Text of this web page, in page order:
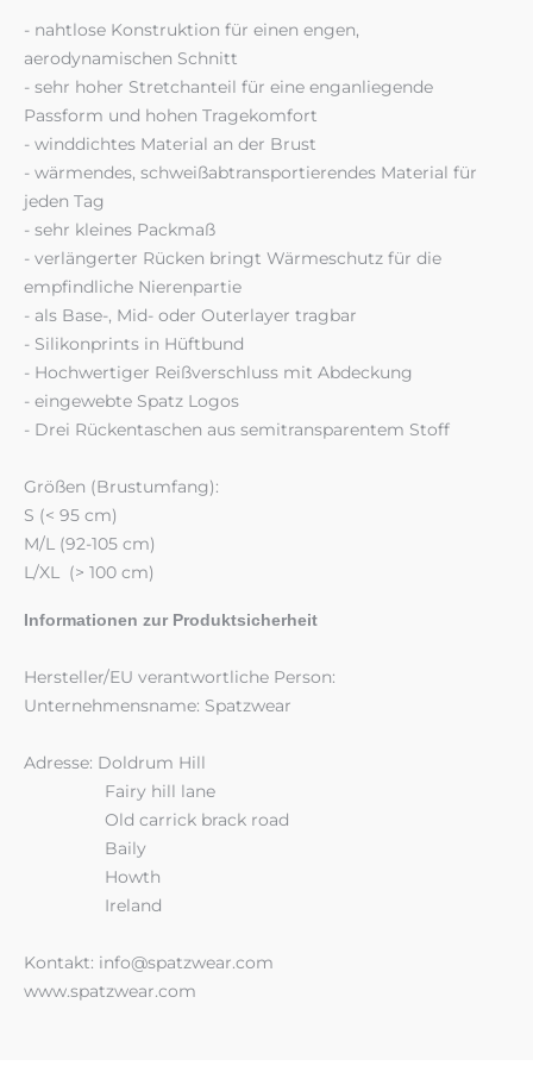
- nahtlose Konstruktion für einen engen,
aerodynamischen Schnitt
- sehr hoher Stretchanteil für eine enganliegende
Passform und hohen Tragekomfort
- winddichtes Material an der Brust
- wärmendes, schweißabtransportierendes Material für
jeden Tag
- sehr kleines Packmaß
- verlängerter Rücken bringt Wärmeschutz für die
empfindliche Nierenpartie
- als Base-, Mid- oder Outerlayer tragbar
- Silikonprints in Hüftbund
- Hochwertiger Reißverschluss mit Abdeckung
- eingewebte Spatz Logos
- Drei Rückentaschen aus semitransparentem Stoff
Größen (Brustumfang):
S (< 95 cm)
M/L (92-105 cm)
L/XL (> 100 cm)
Informationen zur Produktsicherheit
Hersteller/EU verantwortliche Person:
Unternehmensname: Spatzwear
Adresse: Doldrum Hill
Fairy hill lane
Old carrick brack road
Baily
Howth
Ireland
Kontakt: info@spatzwear.com
www.spatzwear.com